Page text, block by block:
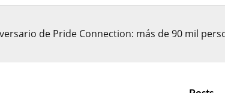
de Pride Connection: más de 90 mil